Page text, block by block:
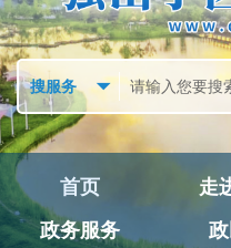
首页 走
政务服务